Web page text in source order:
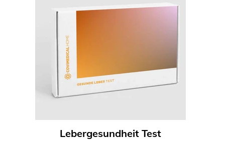
Lebergesundheit Test